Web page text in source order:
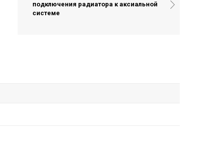
подключения радиатора к аксиальной
системе